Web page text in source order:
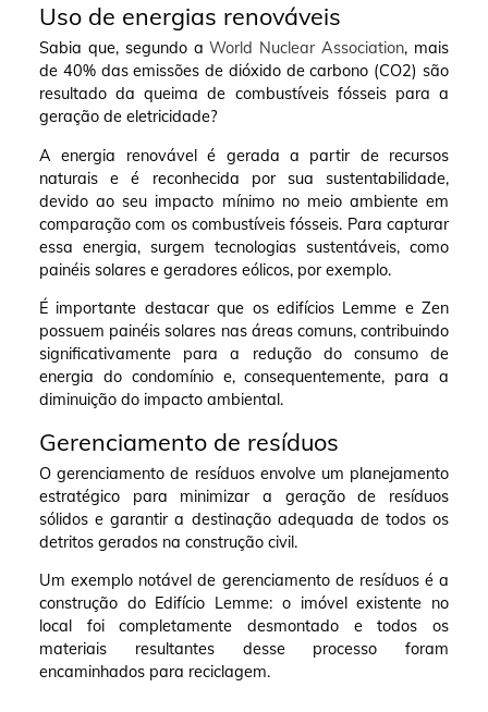
Uso de energias renováveis
Sabia que, segundo a World Nuclear Association, mais
de 40% das emissões de dióxido de carbono (CO2) são
resultado da queima de combustíveis fósseis para a
geração de eletricidade?
A energia renovável é gerada a partir de recursos
naturais e é reconhecida por sua sustentabilidade,
devido ao seu impacto mínimo no meio ambiente em
comparação com os combustíveis fósseis. Para capturar
essa energia, surgem tecnologias sustentáveis, como
painéis solares e geradores eólicos, por exemplo.
É importante destacar que os edifícios Lemme e Zen
possuem painéis solares nas áreas comuns, contribuindo
significativamente para a redução do consumo de
energia do condomínio e, consequentemente, para a
diminuição do impacto ambiental.
Gerenciamento de resíduos
O gerenciamento de resíduos envolve um planejamento
estratégico para minimizar a geração de resíduos
sólidos e garantir a destinação adequada de todos os
detritos gerados na construção civil.
Um exemplo notável de gerenciamento de resíduos é a
construção do Edifício Lemme: o imóvel existente no
local foi completamente desmontado e todos os
materiais resultantes desse processo foram
encaminhados para reciclagem.